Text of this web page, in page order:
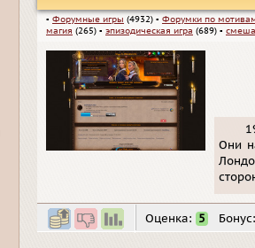
▪ Форумные игры (4932) ▪ Форумки по
магия (265) ▪ эпизодическая игра (689) ▪
Они
Оценка: 5 Бонус: